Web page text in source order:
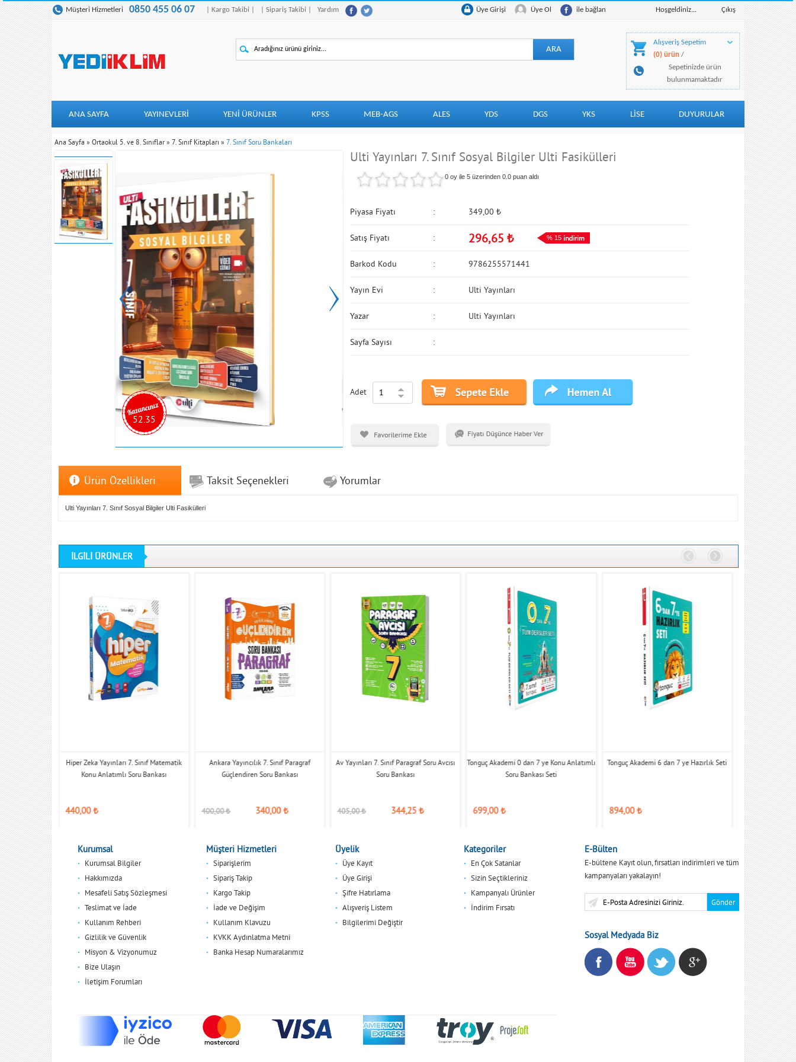
Müşteri Hizmetleri 0850 455 06 07 | Kargo Takibi | | Sipariş Takibi | Yardım Çıkış
Hoşgeldiniz...
ile bağlan
Üye Ol
Üye Girişi
Alışveriş Sepetim
(0) ürün /
Sepetinizde ürün
bulunmamaktadır
ANA SAYFA YAYINEVLERİ YENI ÜRÜNLER KPSS MEB-AGS ALES YDS DGS YKS LİSE DUYURULAR
Ana Sayfa » Ortaokul 5. ve 8. Sınıflar » 7. Sınıf Kitapları » 7. Sınıf Soru Bankaları
52.35
Ulti Yayınları 7. Sınıf Sosyal Bilgiler Ulti Fasikülleri
0 oy ile 5 üzerinden 0.0puan aldı
Piyasa Fiyatı 349,00 ₺
Satış Fiyatı 296,65 ₺ % 15
Barkod Kodu 9786255571441
Yayın Evi Ulti Yayınları
Yazar Ulti Yayınları
Sayfa Sayısı
Adet
Ürün Özellikleri Taksit Seçenekleri Yorumlar
Ulti Yayınları 7. Sınıf Sosyal Bilgiler Ulti Fasikülleri
İLGİLİ ÜRÜNLER
Paragraf
₺
Hiper Zeka Yayınları 7. Sınıf Matematik
Konu Anlatımlı Soru Bankası
440,00₺
Ankara Yayıncılık 7. Sınıf Paragraf
Güçlendiren Soru Bankası
400,00₺ 340,00₺
Av Yayınları 7. Sınıf Paragraf Soru Avcısı
Soru Bankası
405,00₺ 344,25 ₺
Tonguç Akademi 0 dan 7 ye Konu Anlatımlı
Soru Bankası Seti
699,00₺
Tonguç Akademi 6 dan 7 ye Hazırlık Seti
894,00₺
Tonguç
459,00₺
Kurumsal
Kurumsal Bilgiler
Hakkımızda
Mesafeli Satış Sözleşmesi
Teslimat ve İade
Kullanım Rehberi
Gizlilik ve Güvenlik
Misyon & Vizyonumuz
Bize Ulaşın
İletişim Forumları
Müşteri Hizmetleri
Siparişlerim
Sipariş Takip
Kargo Takip
İade ve Değişim
Kullanım Klavuzu
KVKK Aydınlatma Metni
Banka Hesap Numaralarımız
Üyelik
Üye Kayıt
Üye Girişi
Şifre Hatırlama
Alışveriş Listem
Bilgilerimi Değiştir
Kategoriler
En Çok Satanlar
Sizin Seçtikleriniz
Kampanyalı Ürünler
İndirim Fırsatı
E-Bülten
E-bültene Kayıt olun, fırsatları indirimleri ve tüm
kampanyaları yakalayın!
Sosyal Medyada Biz